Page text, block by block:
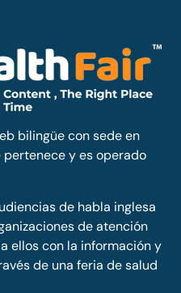
bilingüe con sede en
pertenece y es operado
de habla inglesa
de atención
ellos con la información y
de una feria de salud